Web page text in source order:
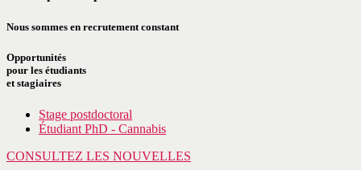
Nous sommes en recrutement constant
Opportunités
pour les étudiants
et stagiaires
Stage postdoctoral
Étudiant PhD - Cannabis
CONSULTEZ LES NOUVELLES